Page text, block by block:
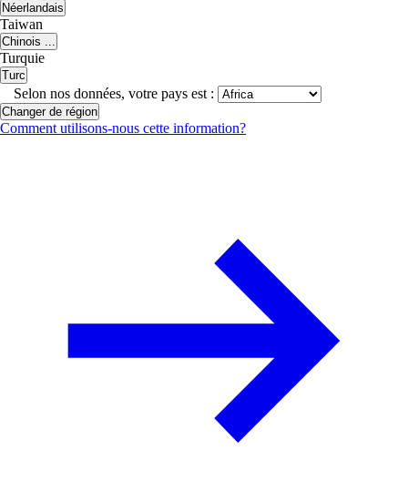
Néerlandais
Taiwan
Chinois ...
Turquie
Turc
Selon nos données, votre pays est :
Changer de région
Comment utilisons-nous cette information?